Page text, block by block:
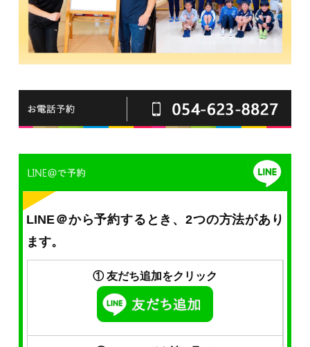
LINE＠から予約するとき、2つの方法があり
ます。
① 友だち追加をクリック